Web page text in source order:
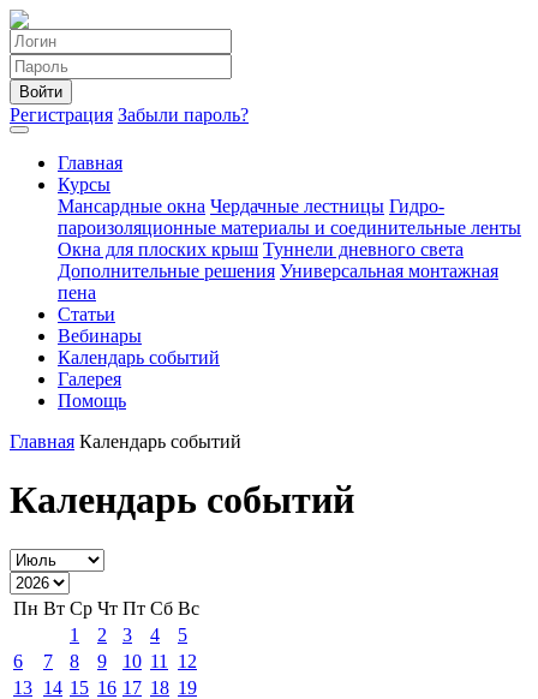
Войти
Регистрация Забыли пароль?
Главная
Курсы
Мансардные окна Чердачные лестницы Гидро-
пароизоляционные материалы и соединительные ленты
Окна для плоских крыш Туннели дневного света
Дополнительные решения Универсальная монтажная
пена
Статьи
Вебинары
Календарь событий
Галерея
Помощь
Главная Календарь событий
Календарь событий
Пн Вт Ср Чт Пт Сб Вс
1
2 3 4
5
6
7 8 9 10 11
12
13 14 15 16 17 18 19